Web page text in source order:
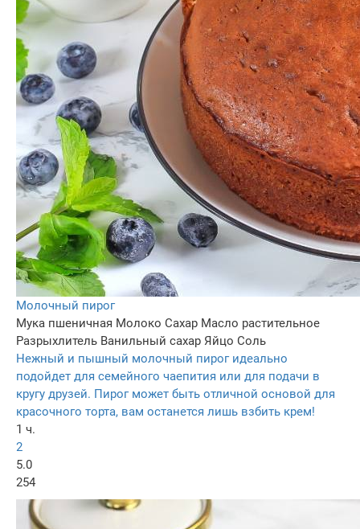
Молочный пирог
Мука пшеничная Молоко Сахар Масло растительное
Разрыхлитель Ванильный сахар Яйцo Соль
Нежный и пышный молочный пирог идеально
подойдет для семейного чаепития или для подачи в
кругу друзей. Пирог может быть отличной основой для
красочного торта, вам останется лишь взбить крем!
1 ч.
2
5.0
254